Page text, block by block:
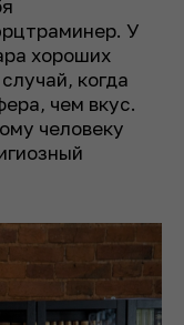
У
хороших
когда
чем вкус.
человеку